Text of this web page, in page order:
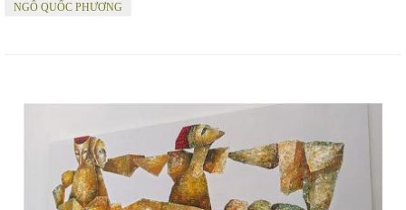
NGÔ QUỐC PHƯƠNG